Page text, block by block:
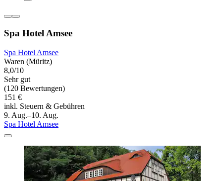
Spa Hotel Amsee
Spa Hotel Amsee
Waren (Müritz)
8,0/10
Sehr gut
(120 Bewertungen)
151 €
inkl. Steuern & Gebühren
9. Aug.–10. Aug.
Spa Hotel Amsee